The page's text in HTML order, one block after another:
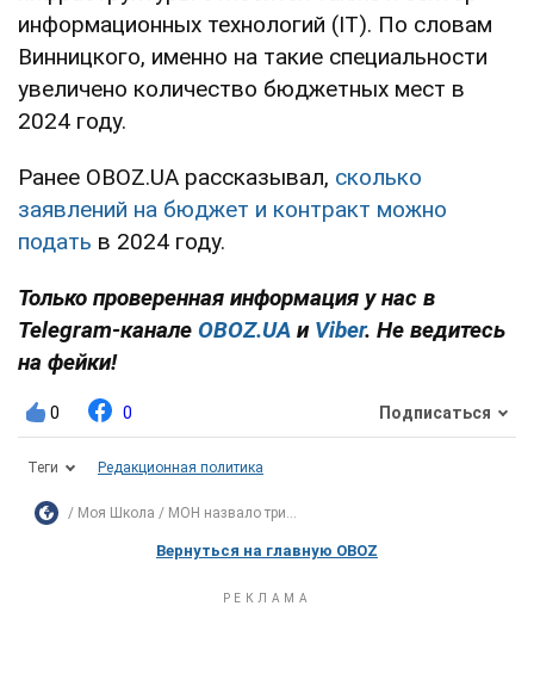
информационных технологий (ІТ). По словам
Винницкого, именно на такие специальности
увеличено количество бюджетных мест в
2024 году.
Ранее OBOZ.UA рассказывал, сколько
заявлений на бюджет и контракт можно
подать в 2024 году.
Только проверенная информация у нас в
Telegram-канале OBOZ.UA и Viber. Не ведитесь
на фейки!
0 0 Подписаться
Теги Редакционная политика
Моя Школа МОН назвало три...
Вернуться на главную OBOZ